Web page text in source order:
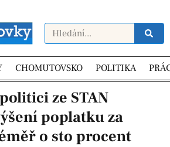
CHOMUTOVSKO POLITIKA
ze STAN
poplatku za
o sto procent